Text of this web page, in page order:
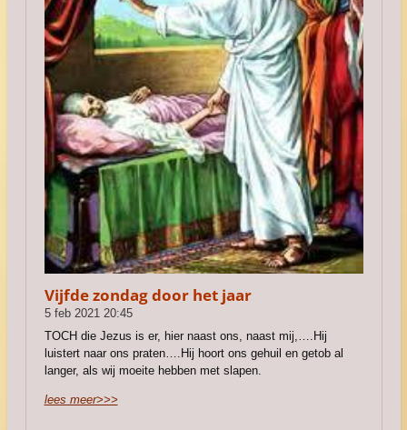
Vijfde zondag door het jaar
5 feb 2021 20:45
TOCH die Jezus is er, hier naast ons, naast mij,….Hij
luistert naar ons praten….Hij hoort ons gehuil en getob al
langer, als wij moeite hebben met slapen.
lees meer>>>